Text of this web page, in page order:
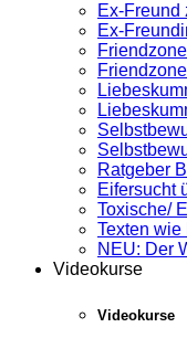
Ex-Freund
Ex-
Ratgeber
Eifersucht
Toxische/
Texten wie
NEU: Der
Videokurse
Videokurse